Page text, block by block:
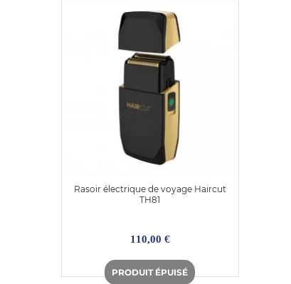
Rasoir électrique de voyage Haircut
TH81
110,00 €